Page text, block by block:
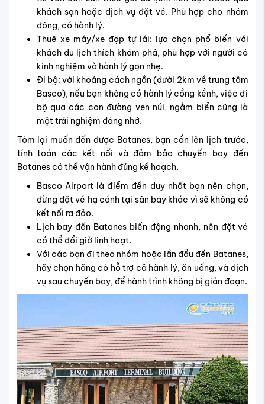
khách sạn hoặc dịch vụ đặt vé. Phù hợp cho nhóm
đông, có hành lý.
Thuê xe máy/xe đạp tự lái: lựa chọn phổ biến với
khách du lịch thích khám phá, phù hợp với người có
kinh nghiệm và hành lý gọn nhẹ.
Đi bộ: với khoảng cách ngắn (dưới 2km về trung tâm
Basco), nếu bạn không có hành lý cồng kềnh, việc đi
bộ qua các con đường ven núi, ngắm biển cũng là
một trải nghiệm đáng nhớ.
Tóm lại muốn đến được Batanes, bạn cần lên lịch trước,
tính toán các kết nối và đảm bảo chuyến bay đến
Batanes có thể vận hành đúng kế hoạch.
Basco Airport là điểm đến duy nhất bạn nên chọn,
đừng đặt vé hạ cánh tại sân bay khác vì sẽ không có
kết nối ra đảo.
Lịch bay đến Batanes biến động nhanh, nên đặt vé
có thể đổi giờ linh hoạt.
Với các bạn đi theo nhóm hoặc lần đầu đến Batanes,
hãy chọn hãng có hỗ trợ cả hành lý, ăn uống, và dịch
vụ sau chuyến bay, để hành trình không bị gián đoạn.